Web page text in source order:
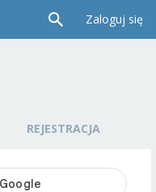
Zaloguj się
REJESTRACJA